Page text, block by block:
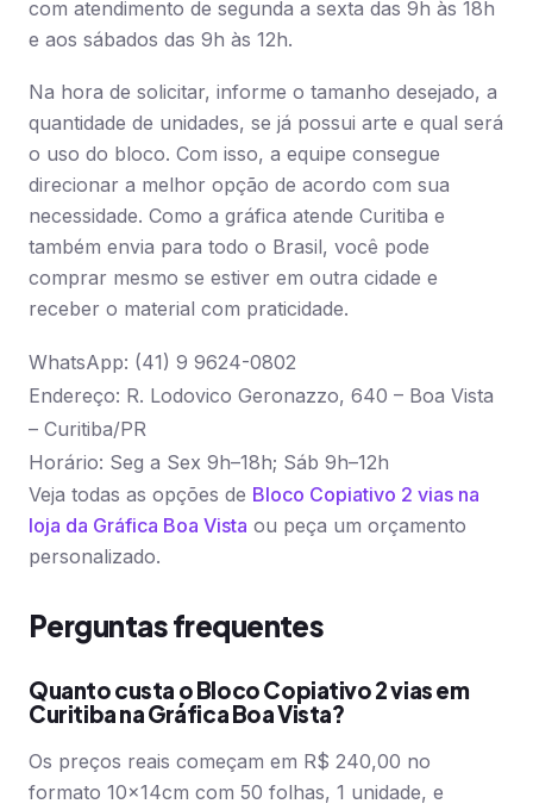
com atendimento de segunda a sexta das 9h às 18h
e aos sábados das 9h às 12h.
Na hora de solicitar, informe o tamanho desejado, a
quantidade de unidades, se já possui arte e qual será
o uso do bloco. Com isso, a equipe consegue
direcionar a melhor opção de acordo com sua
necessidade. Como a gráfica atende Curitiba e
também envia para todo o Brasil, você pode
comprar mesmo se estiver em outra cidade e
receber o material com praticidade.
WhatsApp: (41) 9 9624-0802
Endereço: R. Lodovico Geronazzo, 640 – Boa Vista
– Curitiba/PR
Horário: Seg a Sex 9h–18h; Sáb 9h–12h
Veja todas as opções de Bloco Copiativo 2 vias na
loja da Gráfica Boa Vista ou peça um orçamento
personalizado.
Perguntas frequentes
Quanto custa o Bloco Copiativo 2 vias em
Curitiba na Gráfica Boa Vista?
Os preços reais começam em R$ 240,00 no
formato 10x14cm com 50 folhas, 1 unidade, e